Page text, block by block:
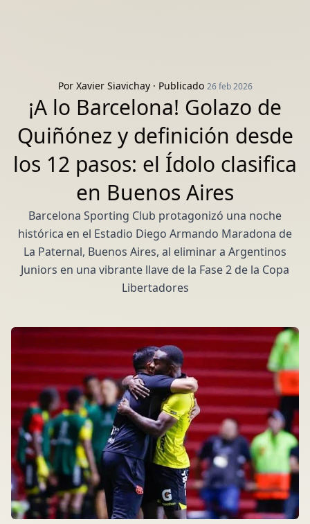
Por Xavier Siavichay· Publicado 26 feb 2026
¡A lo Barcelona! Golazo de
Quiñónez y definición desde
los 12 pasos: el Ídolo clasifica
en Buenos Aires
Barcelona Sporting Club protagonizó una noche
histórica en el Estadio Diego Armando Maradona de
La Paternal, Buenos Aires, al eliminar a Argentinos
Juniors en una vibrante llave de la Fase 2 de la Copa
Libertadores